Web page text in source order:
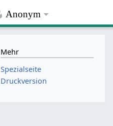
Anonym
Mehr
Spezialseite
Druckversion